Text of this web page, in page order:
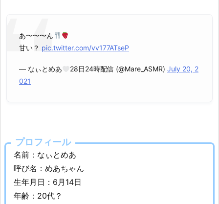
の
人
(前
世)
長
な
ど
k
あ〜〜〜ん
甘い？ pic.twitter.com/vv177ATseP
— なぃとめあ 28日24時配信 (@Mare_ASMR) July 20, 2
021
プロフィール
名前：なぃとめあ
呼び名：めあちゃん
生年月日：6月14日
年齢：20代？